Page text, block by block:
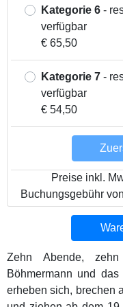
Kategorie 6 -
verfügbar
€ 65,50
Kategorie 7 -
verfügbar
€ 54,50
Preise inkl.
Buchungsgebühr
Zehn Abende,
Böhmermann und das
erheben sich, brechen